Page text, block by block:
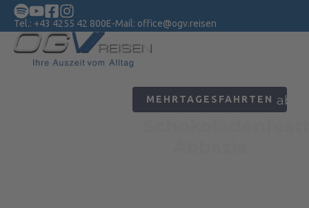
Tel.: +43 4255 42 800E-Mail: office@ogv.reisen
MEHRTAGESFAHRTEN ab€ 299,-